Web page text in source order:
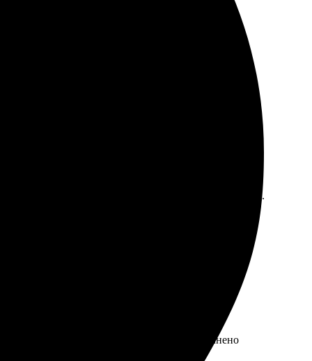
заказ. Оперативно связались и уточнили
заказывать снова!
заказа понятный и простой, проблем не возникло.
– цвета яркие, детали четкие. Доставили в срок,
фото, выбрал размер, оформил заказ. Выполнено